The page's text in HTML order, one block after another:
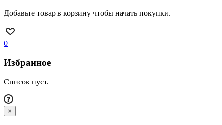
Добавьте товар в корзину чтобы начать покупки.
0
Избранное
Список пуст.
×